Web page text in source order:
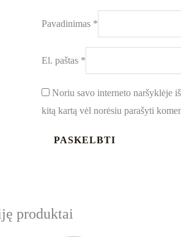
Pavadinimas *
El. paštas *
Noriu savo interneto naršyklėje
kitą kartą vėl norėsiu parašyti
produktai